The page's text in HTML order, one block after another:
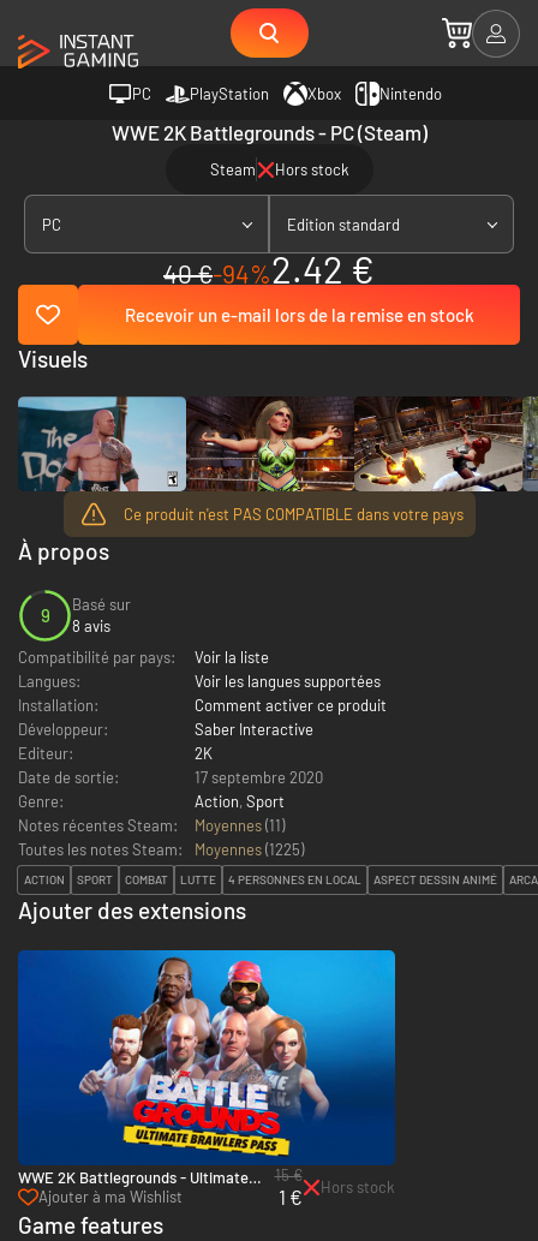
PC PlayStation Xbox Nintendo
WWE 2K Battlegrounds - PC (Steam)
Steam Hors stock
PC Edition standard
40 €-94%2.42 €
Recevoir un e-mail lors de la remise en stock
Ce produit n'est PAS COMPATIBLE dans votre pays
À propos
9
Basé sur
8 avis
Compatibilité par pays:
Voir la liste
Langues:
Voir les langues supportées
Installation:
Comment activer ce produit
Développeur:
Saber Interactive
Editeur:
2K
Date de sortie:
17 septembre 2020
Genre:
Action, Sport
Notes récentes Steam:
Moyennes(11)
Toutes les notes Steam:
Moyennes(1225)
ACTION SPORT COMBAT LUTTE 4 PERSONNES EN LOCAL ASPECT DESSIN ANIMÉ
Ajouter des extensions
WWE 2K Battlegrounds - Ultimate
Brawlers Pass - PC (Steam)
Ajouter à ma Wishlist
15 €
1 € Hors stock
Visuels
Game features